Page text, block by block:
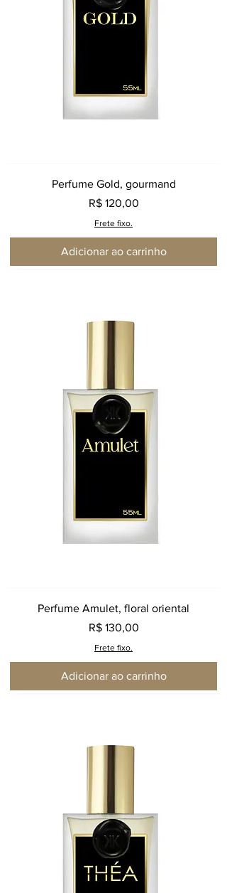
Perfume Gold, gourmand
Preço
R$ 120,00
Frete fixo.
Adicionar ao carrinho
Perfume Amulet, floral oriental
Preço
R$ 130,00
Frete fixo.
Adicionar ao carrinho